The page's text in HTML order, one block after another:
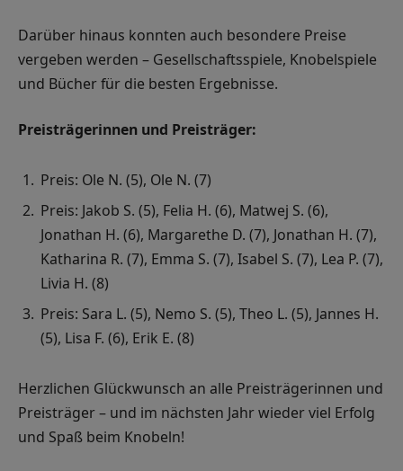
Darüber hinaus konnten auch besondere Preise
vergeben werden – Gesellschaftsspiele, Knobelspiele
und Bücher für die besten Ergebnisse.
Preisträgerinnen und Preisträger:
Preis: Ole N. (5), Ole N. (7)
Preis: Jakob S. (5), Felia H. (6), Matwej S. (6),
Jonathan H. (6), Margarethe D. (7), Jonathan H. (7),
Katharina R. (7), Emma S. (7), Isabel S. (7), Lea P. (7),
Livia H. (8)
Preis: Sara L. (5), Nemo S. (5), Theo L. (5), Jannes H.
(5), Lisa F. (6), Erik E. (8)
Herzlichen Glückwunsch an alle Preisträgerinnen und
Preisträger – und im nächsten Jahr wieder viel Erfolg
und Spaß beim Knobeln!